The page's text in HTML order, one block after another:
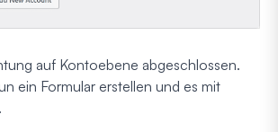
auf Kontoebene abgeschlossen.
ein Formular erstellen und es mit